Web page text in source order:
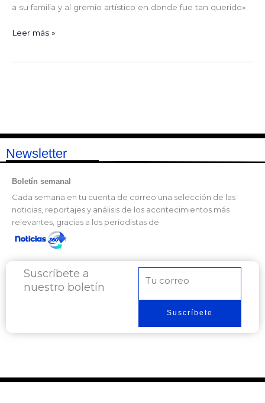
a su familia y al gremio artístico en donde fue tan querido».
Leer más »
Newsletter
Boletín semanal
Cada semana en tu cuenta de correo una selección de las
noticias, reportajes y análisis de los acontecimientos más
relevantes, gracias a los periodistas de
Suscríbete a
nuestro boletín
electrónico
Suscríbete